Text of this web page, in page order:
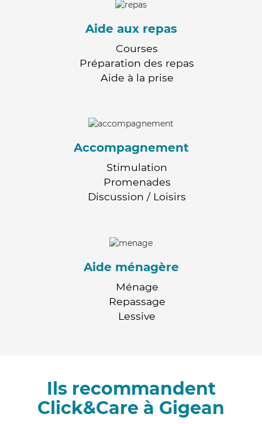
Aide aux repas
Courses
Préparation des repas
Aide à la prise
Accompagnement
Stimulation
Promenades
Discussion / Loisirs
Aide ménagère
Ménage
Repassage
Lessive
Ils recommandent
Click&Care à Gigean